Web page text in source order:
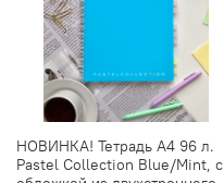
НОВИНКА! Тетрадь А4 96 л.
Pastel Collection Blue/Mint, с